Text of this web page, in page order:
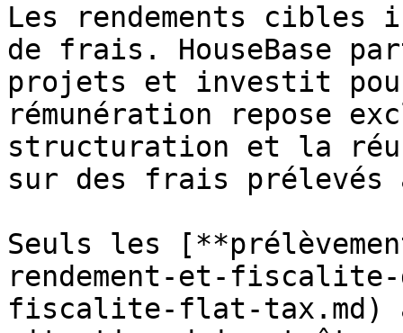
Les rendements cibles
de frais. HouseBase
projets et investit
rémunération repose
structuration et la
sur des frais prélevés
Seuls les
rendement-et-fiscalite-
fiscalite-flat-tax.md)